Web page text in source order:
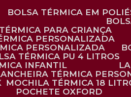
BOLSA TÉRMICA EM
TÉRMICA PARA CRIANÇA
PERSONALIZADA
PERSONALIZADA
TÉRMICA PU 4 LITROS
INFANTIL
LANCHEIRA TÉRMICA
MOCHILA TÉRMICA 18
POCHETE OXFORD